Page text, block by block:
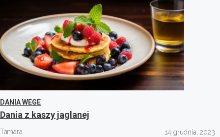
DANIA WEGE
Dania z kaszy jaglanej
Tamara 14 grudnia, 2023